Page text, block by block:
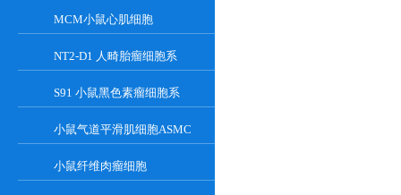
MCM小鼠心肌细胞
NT2-D1 人畸胎瘤细胞系
S91 小鼠黑色素瘤细胞系
小鼠气道平滑肌细胞ASMC
小鼠纤维肉瘤细胞